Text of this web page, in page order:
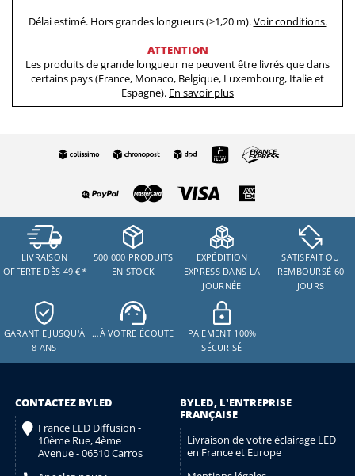
Délai estimé. Hors grandes longueurs (>1,20 m).Voir conditions.
ATTENTION
Les produits de grande longueur ne peuvent être livrés que dans
certains pays (France, Monaco, Belgique, Luxembourg, Italie et
Espagne). En savoir plus
LIVRAISON
OFFERTE DÈS 49 € *
500 000 PRODUITS
EN STOCK
EXPÉDITION
EXPRESS DANS LA
JOURNÉE
SATISFAIT OU
REMBOURSÉ 60
JOURS
GARANTIE JUSQU'À
8 ANS
…À VOTRE ÉCOUTE
PAIEMENT 100%
SÉCURISÉ
CONTACTEZ BYLED
France LED Diffusion -
10ème Rue, 4ème
Avenue - 06510 Carros
BYLED, L'ENTREPRISE
FRANÇAISE
Livraison de votre éclairage LED
en France et Europe